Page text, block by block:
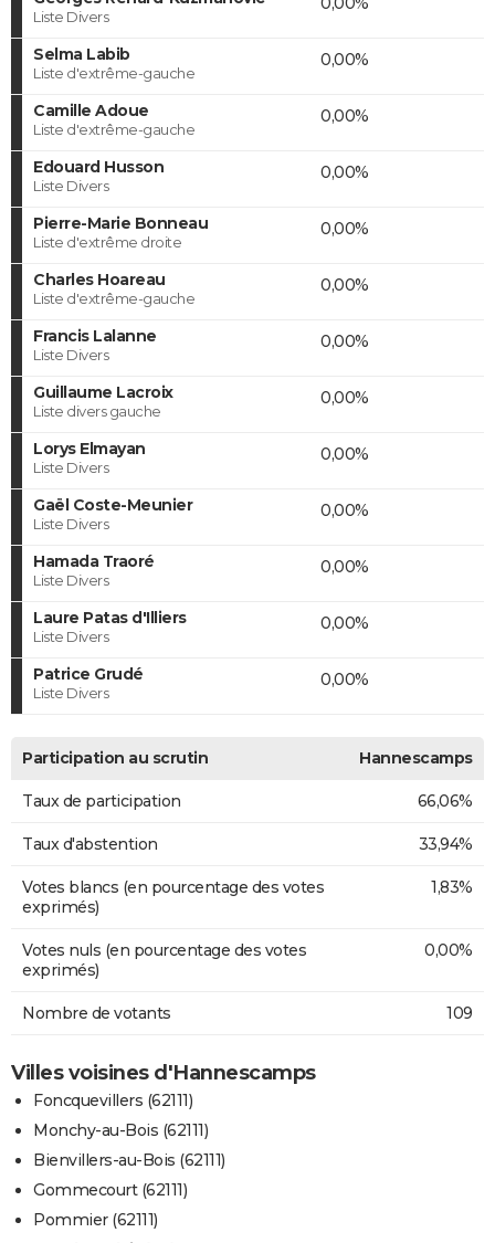
Liste Divers
Selma Labib
Liste d'extrême-gauche
0,00%
Camille Adoue
Liste d'extrême-gauche
0,00%
Edouard Husson
Liste Divers
0,00%
Pierre-Marie Bonneau
Liste d'extrême droite
0,00%
Charles Hoareau
Liste d'extrême-gauche
0,00%
Francis Lalanne
Liste Divers
0,00%
Guillaume Lacroix
Liste divers gauche
0,00%
Lorys Elmayan
Liste Divers
0,00%
Gaël Coste-Meunier
Liste Divers
0,00%
Hamada Traoré
Liste Divers
0,00%
Laure Patas d'Illiers
Liste Divers
0,00%
Patrice Grudé
Liste Divers
0,00%
Participation au scrutin Hannescamps
Taux de participation 66,06%
Taux d'abstention 33,94%
Votes blancs (en pourcentage des votes
exprimés)
1,83%
Votes nuls (en pourcentage des votes
exprimés)
0,00%
Nombre de votants 109
Villes voisines d'Hannescamps
Foncquevillers (62111)
Monchy-au-Bois (62111)
Bienvillers-au-Bois (62111)
Gommecourt (62111)
Pommier (62111)